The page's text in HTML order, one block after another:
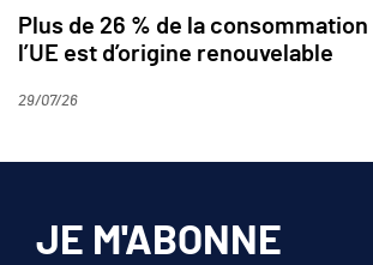
Plus de 26 % de la consommation
l’UE est d’origine renouvelable
29/07/26
JE M'ABONNE